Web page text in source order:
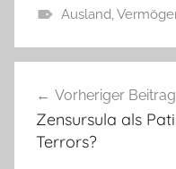
Ausland,
Vorheriger Beitrag
Zensursula als
Terrors?